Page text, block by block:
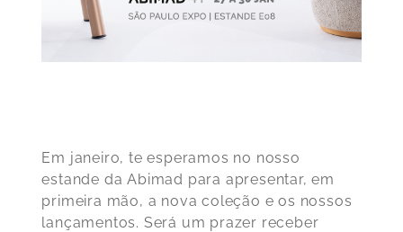
Em janeiro, te esperamos no nosso
estande da Abimad para apresentar, em
primeira mão, a nova coleção e os nossos
lançamentos. Será um prazer receber